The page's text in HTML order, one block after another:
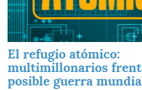
El refugio atómico:
multimillonarios
posible guerra